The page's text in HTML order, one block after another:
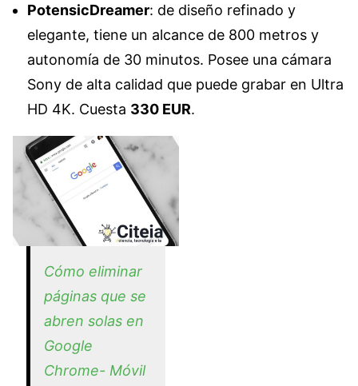
PotensicDreamer: de diseño refinado y
elegante, tiene un alcance de 800 metros y
autonomía de 30 minutos. Posee una cámara
Sony de alta calidad que puede grabar en Ultra
HD 4K. Cuesta 330 EUR.
Cómo eliminar
páginas que se
abren solas en
Google
Chrome- Móvil